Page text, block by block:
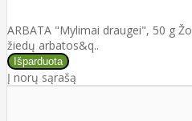
ARBATA "Mylimai draugei", 50 g
žiedų arbatos&q..
Į norų sąrašą